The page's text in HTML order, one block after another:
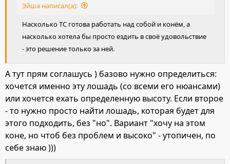
Эйша написал(а):
Насколько ТС готова работать над собой и конём, а
насколько хотела бы просто ездить в своё удовольствие
- это решение только за ней.
А тут прям соглашусь ) базово нужно определиться:
хочется именно эту лошадь (со всеми его нюансами)
или хочется ехать определенную высоту. Если второе
- то нужно просто найти лошадь, которая будет для
этого подходить, без "но". Вариант "хочу на этом
коне, но чтоб без проблем и высоко" - утопичен, по
себе знаю )))